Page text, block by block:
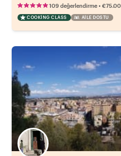
109 değerlendirme • €75.00
COOKING CLASS AILE DOSTU